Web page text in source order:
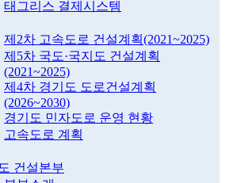
태그리스 결제시스템
제2차 고속도로 건설계획(2021~2025)
제5차 국도·국지도 건설계획
(2021~2025)
제4차 경기도 도로건설계획
(2026~2030)
경기도 민자도로 운영 현황
고속도로 계획
건설본부